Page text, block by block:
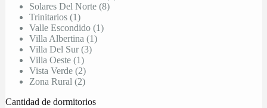
Solares Del Norte (8)
Trinitarios (1)
Valle Escondido (1)
Villa Albertina (1)
Villa Del Sur (3)
Villa Oeste (1)
Vista Verde (2)
Zona Rural (2)
Cantidad de dormitorios